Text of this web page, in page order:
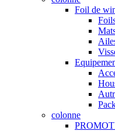
Foil de
colonne